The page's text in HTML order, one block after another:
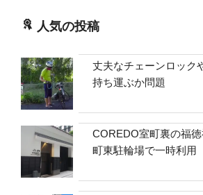
人気の投稿
丈夫なチェーンロック
持ち運ぶか問題
COREDO室町裏の福
町東駐輪場で一時利用